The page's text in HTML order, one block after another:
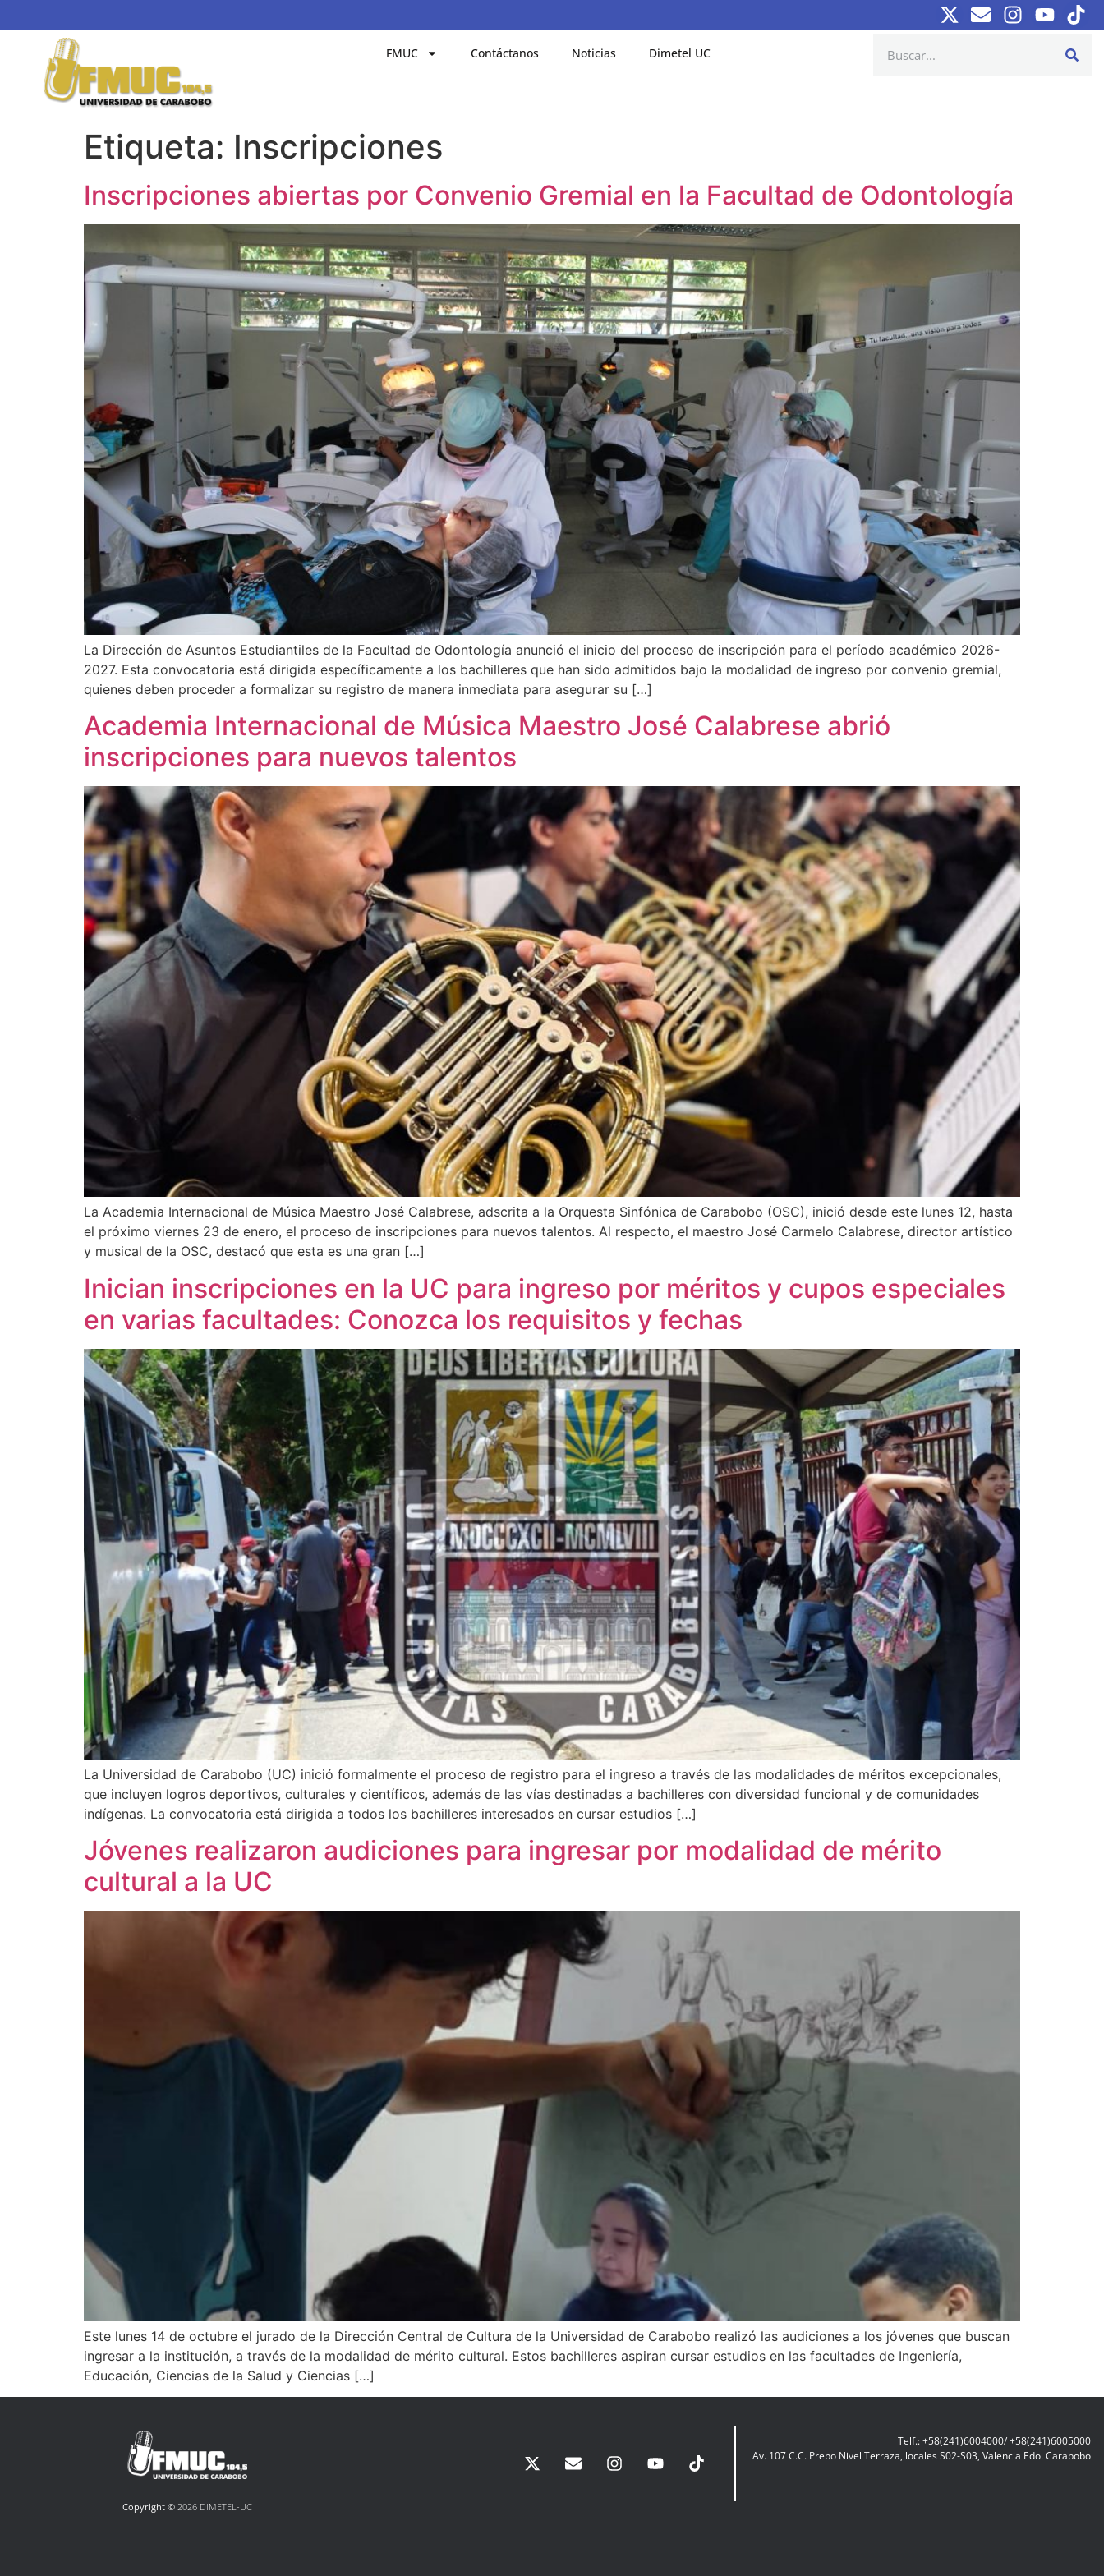
FMUC Contáctanos Noticias Dimetel UC
Etiqueta: Inscripciones
Inscripciones abiertas por Convenio Gremial en la Facultad de Odontología
La Dirección de Asuntos Estudiantiles de la Facultad de Odontología anunció el inicio del proceso de inscripción para el período académico 2026-
2027. Esta convocatoria está dirigida específicamente a los bachilleres que han sido admitidos bajo la modalidad de ingreso por convenio gremial,
quienes deben proceder a formalizar su registro de manera inmediata para asegurar su […]
Academia Internacional de Música Maestro José Calabrese abrió
inscripciones para nuevos talentos
La Academia Internacional de Música Maestro José Calabrese, adscrita a la Orquesta Sinfónica de Carabobo (OSC), inició desde este lunes 12, hasta
el próximo viernes 23 de enero, el proceso de inscripciones para nuevos talentos. Al respecto, el maestro José Carmelo Calabrese, director artístico
y musical de la OSC, destacó que esta es una gran […]
Inician inscripciones en la UC para ingreso por méritos y cupos especiales
en varias facultades: Conozca los requisitos y fechas
La Universidad de Carabobo (UC) inició formalmente el proceso de registro para el ingreso a través de las modalidades de méritos excepcionales,
que incluyen logros deportivos, culturales y científicos, además de las vías destinadas a bachilleres con diversidad funcional y de comunidades
indígenas. La convocatoria está dirigida a todos los bachilleres interesados en cursar estudios […]
Jóvenes realizaron audiciones para ingresar por modalidad de mérito
cultural a la UC
Este lunes 14 de octubre el jurado de la Dirección Central de Cultura de la Universidad de Carabobo realizó las audiciones a los jóvenes que buscan
ingresar a la institución, a través de la modalidad de mérito cultural. Estos bachilleres aspiran cursar estudios en las facultades de Ingeniería,
Educación, Ciencias de la Salud y Ciencias […]
Copyright ©2026 DIMETEL-UC
Telf.: +58(241)6004000/ +58(241)6005000
Av. 107 C.C. Prebo Nivel Terraza, locales S02-S03, Valencia Edo. Carabobo